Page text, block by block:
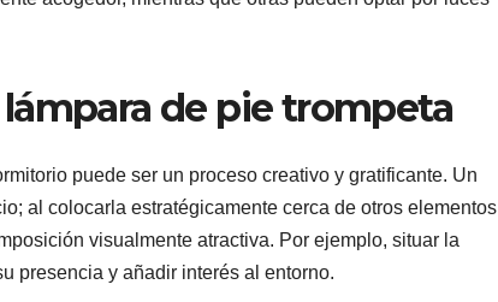
de pie trompeta
puede ser un proceso creativo y gratificante. Un
al colocarla estratégicamente cerca de otros elementos
visualmente atractiva. Por ejemplo, situar la
presencia y añadir interés al entorno.